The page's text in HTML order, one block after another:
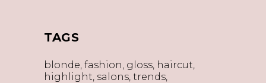
TAGS
blonde fashion gloss haircut
highlight salons trends